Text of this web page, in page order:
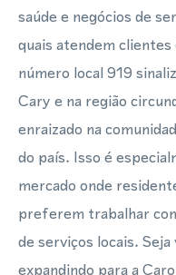
saúde e negócios de
quais atendem
número local 919
Cary e na região
enraizado na
do país. Isso é
mercado onde
preferem trabalhar
de serviços locais.
expandindo para a